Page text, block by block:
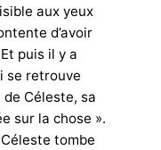
aux yeux
d’avoir
puis il y a
se retrouve
Céleste, sa
sur la chose ».
tombe